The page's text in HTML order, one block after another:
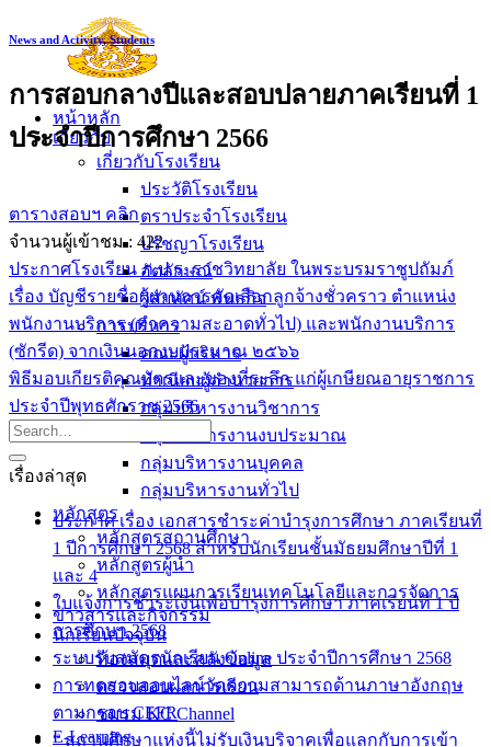
หน้าหลัก
เกี่ยวกับ
เกี่ยวกับโรงเรียน
ประวัติโรงเรียน
ตราประจำโรงเรียน
ปรัชญาโรงเรียน
อัตลักษณ์
วิสัยทัศน์ พันธกิจ
การบริหาร
คณะผู้บริหาร
ทำเนียบผู้อำนวยการ
กลุ่มบริหารงานวิชาการ
กลุ่มบริหารงานงบประมาณ
กลุ่มบริหารงานบุคคล
กลุ่มบริหารงานทั่วไป
หลักสูตร
หลักสูตรสถานศึกษา
หลักสูตรผู้นำ
หลักสูตรแผนการเรียนเทคโนโลยีและการจัดการ
ข่าวสารและกิจกรรม
นักเรียนปัจจุบัน
ห้องสมุดและคลังข้อมูล
ตรวจสอบผลการเรียน
ชมรม KC Channel
E-Learning
News and Activity,Students
การสอบกลางปีและสอบปลายภาคเรียนที่ 1
ประจำปีการศึกษา 2566
ตารางสอบฯ คลิก
จำนวนผู้เข้าชม : 422
ประกาศโรงเรียน ภ.ป.ร. ราชวิทยาลัย ในพระบรมราชูปถัมภ์
เรื่อง บัญชีรายชื่อผู้ผ่านการคัดเลือกลูกจ้างชั่วคราว ตำแหน่ง
พนักงานบริการ (ทำความสะอาดทั่วไป) และพนักงานบริการ
(ซักรีด) จากเงินนอกงบประมาณ ๒๕๖๖
พิธีมอบเกียรติคุณบัตรและของที่ระลึก แก่ผู้เกษียณอายุราชการ
ประจำปีพุทธศักราช 2566
เรื่องล่าสุด
ประกาศ เรื่อง เอกสารชำระค่าบำรุงการศึกษา ภาคเรียนที่
1 ปีการศึกษา 2568 สำหรับนักเรียนชั้นมัธยมศึกษาปีที่ 1
และ 4
ใบแจ้งการชำระเงินเพื่อบำรุงการศึกษา ภาคเรียนที่ 1 ปี
การศึกษา 2568
ระบบรับสมัครนักเรียน Online ประจำปีการศึกษา 2568
การทดสอบออนไลน์วัดความสามารถด้านภาษาอังกฤษ
ตามกรอบ CEFR
“ สถานศึกษาแห่งนี้ไม่รับเงินบริจาคเพื่อแลกกับการเข้า